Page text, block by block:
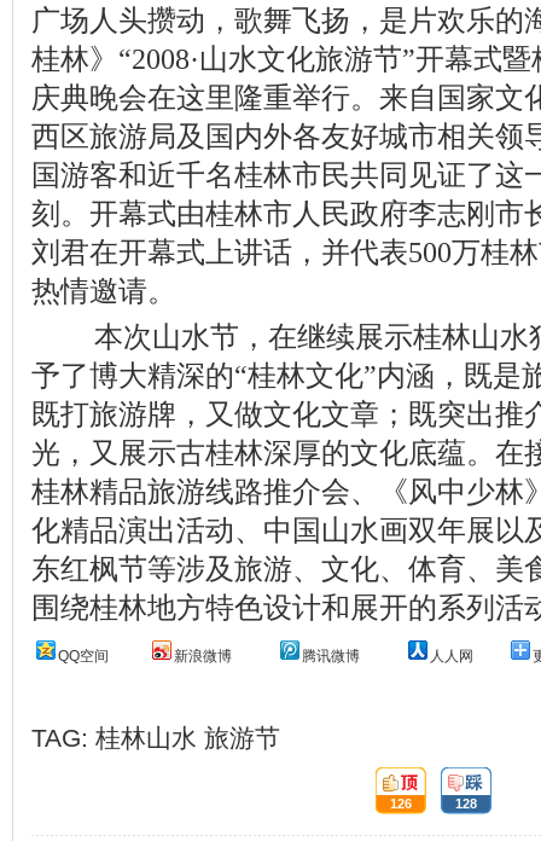
广场人头攒动，歌舞飞扬，是片欢乐的
桂林》“2008·山水文化旅游节”开幕式
庆典晚会在这里隆重举行。来自国家文
西区旅游局及国内外各友好城市相关领
国游客和近千名桂林市民共同见证了这
刻。开幕式由桂林市人民政府李志刚市
刘君在开幕式上讲话，并代表500万桂
热情邀请。
本次山水节，在继续展示桂林山水
予了博大精深的“桂林文化”内涵，既是
既打旅游牌，又做文化文章；既突出推
光，又展示古桂林深厚的文化底蕴。在
桂林精品旅游线路推介会、《风中少林
化精品演出活动、中国山水画双年展以
东红枫节等涉及旅游、文化、体育、美
围绕桂林地方特色设计和展开的系列活
QQ空间 新浪微博 腾讯微博 人人网
TAG: 桂林山水 旅游节
顶:
126
踩:
128